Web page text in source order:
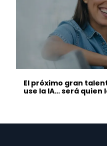
El próximo gran
use la IA… será quien